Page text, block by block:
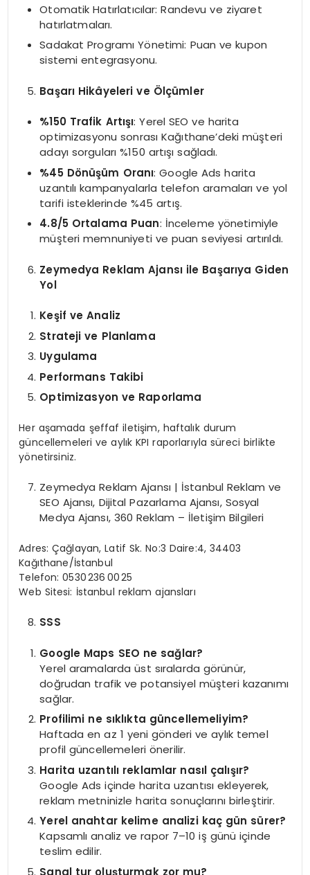
Otomatik Hatırlatıcılar: Randevu ve ziyaret
hatırlatmaları.
Sadakat Programı Yönetimi: Puan ve kupon
sistemi entegrasyonu.
Başarı Hikâyeleri ve Ölçümler
%150 Trafik Artışı: Yerel SEO ve harita
optimizasyonu sonrası Kağıthane’deki müşteri
adayı sorguları %150 artışı sağladı.
%45 Dönüşüm Oranı: Google Ads harita
uzantılı kampanyalarla telefon aramaları ve yol
tarifi isteklerinde %45 artış.
4.8/5 Ortalama Puan: İnceleme yönetimiyle
müşteri memnuniyeti ve puan seviyesi artırıldı.
Zeymedya Reklam Ajansı ile Başarıya Giden
Yol
Keşif ve Analiz
Strateji ve Planlama
Uygulama
Performans Takibi
Optimizasyon ve Raporlama
Her aşamada şeffaf iletişim, haftalık durum
güncellemeleri ve aylık KPI raporlarıyla süreci birlikte
yönetirsiniz.
Zeymedya Reklam Ajansı | İstanbul Reklam ve
SEO Ajansı, Dijital Pazarlama Ajansı, Sosyal
Medya Ajansı, 360 Reklam – İletişim Bilgileri
Adres: Çağlayan, Latif Sk. No:3 Daire:4, 34403
Kağıthane/İstanbul
Telefon: 0530 236 00 25
Web Sitesi: İstanbul reklam ajansları
SSS
Google Maps SEO ne sağlar?
Yerel aramalarda üst sıralarda görünür,
doğrudan trafik ve potansiyel müşteri kazanımı
sağlar.
Profilimi ne sıklıkta güncellemeliyim?
Haftada en az 1 yeni gönderi ve aylık temel
profil güncellemeleri önerilir.
Harita uzantılı reklamlar nasıl çalışır?
Google Ads içinde harita uzantısı ekleyerek,
reklam metninizle harita sonuçlarını birleştirir.
Yerel anahtar kelime analizi kaç gün sürer?
Kapsamlı analiz ve rapor 7–10 iş günü içinde
teslim edilir.
Sanal tur oluşturmak zor mu?